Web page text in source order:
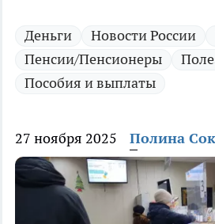
Деньги Новости России
Пенсии/Пенсионеры
Пособия и выплаты
27 ноября 2025 Полина